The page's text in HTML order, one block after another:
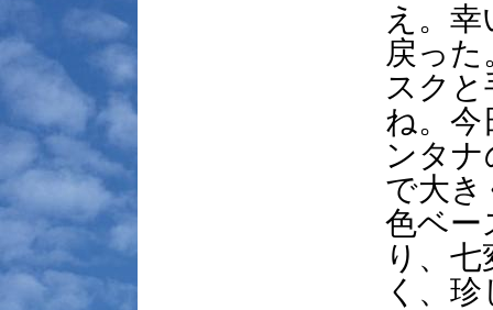
え。
戻っ
スク
ね。今
ンタ
で大き
色ベー
り、
く、